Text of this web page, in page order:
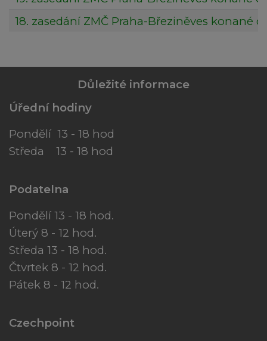
18. zasedání ZMČ Praha-Březiněves konané
Důležité informace
Úřední hodiny
Pondělí 13 - 18 hod
Středa 13 - 18 hod
Podatelna
Pondělí 13 - 18 hod.
Úterý 8 - 12 hod.
Středa 13 - 18 hod.
Čtvrtek 8 - 12 hod.
Pátek 8 - 12 hod.
Czechpoint